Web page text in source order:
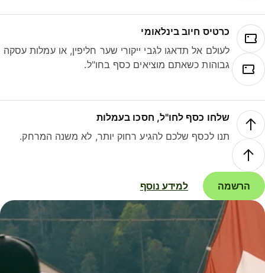
כרטיס חיוב בינלאומי
לעולם אל תדאגו לגבי ייקורי שער חליפין, או עמלות עסקה
גבוהות כשאתם מוציאים כסף בחו"ל.
שלחו כסף לחו"ל, חסכו בעמלות
תנו לכסף שלכם להגיע רחוק יותר, לא משנה המרחק.
הרשמה למידע נוסף